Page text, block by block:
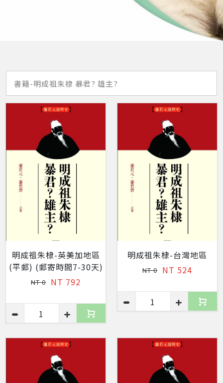
明成祖朱棣-英美加地區
(平郵) (郵寄時間7-30天)
NT 0 NT 792
1
明成祖朱棣-台灣地區
NT 0 NT 524
1